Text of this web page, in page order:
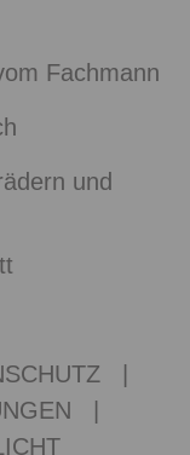
Fachmann
und